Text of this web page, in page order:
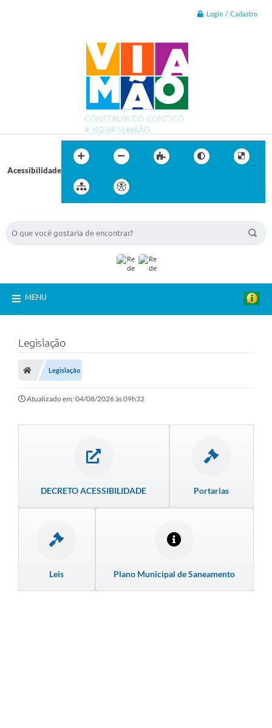
Login / Cadastro
Acessibilidade
MENU
Legislação
Legislação
Atualizado em: 04/08/2026 às 09h32
DECRETO ACESSIBILIDADE Portarias
Leis Plano Municipal de Saneamento